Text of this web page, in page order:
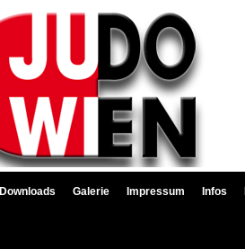
Downloads Galerie Impressum Infos